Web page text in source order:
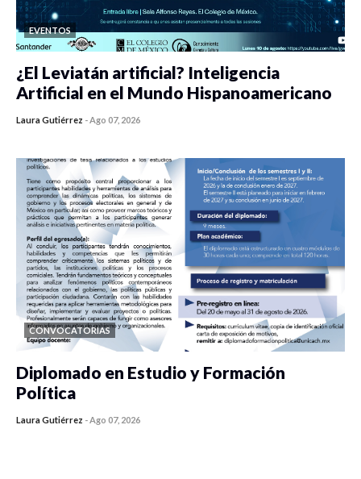
EVENTOS
¿El Leviatán artificial? Inteligencia
Artificial en el Mundo Hispanoamericano
Laura Gutiérrez -Ago 07, 2026
CONVOCATORIAS
Diplomado en Estudio y Formación
Política
Laura Gutiérrez -Ago 07, 2026